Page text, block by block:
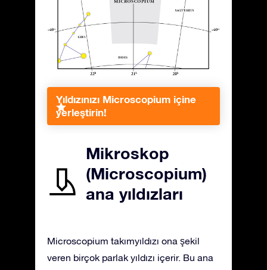
Yıldızınızı Microscopium içine
yerleştirin!
Mikroskop
(Microscopium)
ana yıldızları
Microscopium takımyıldızı ona şekil
veren birçok parlak yıldızı içerir. Bu ana